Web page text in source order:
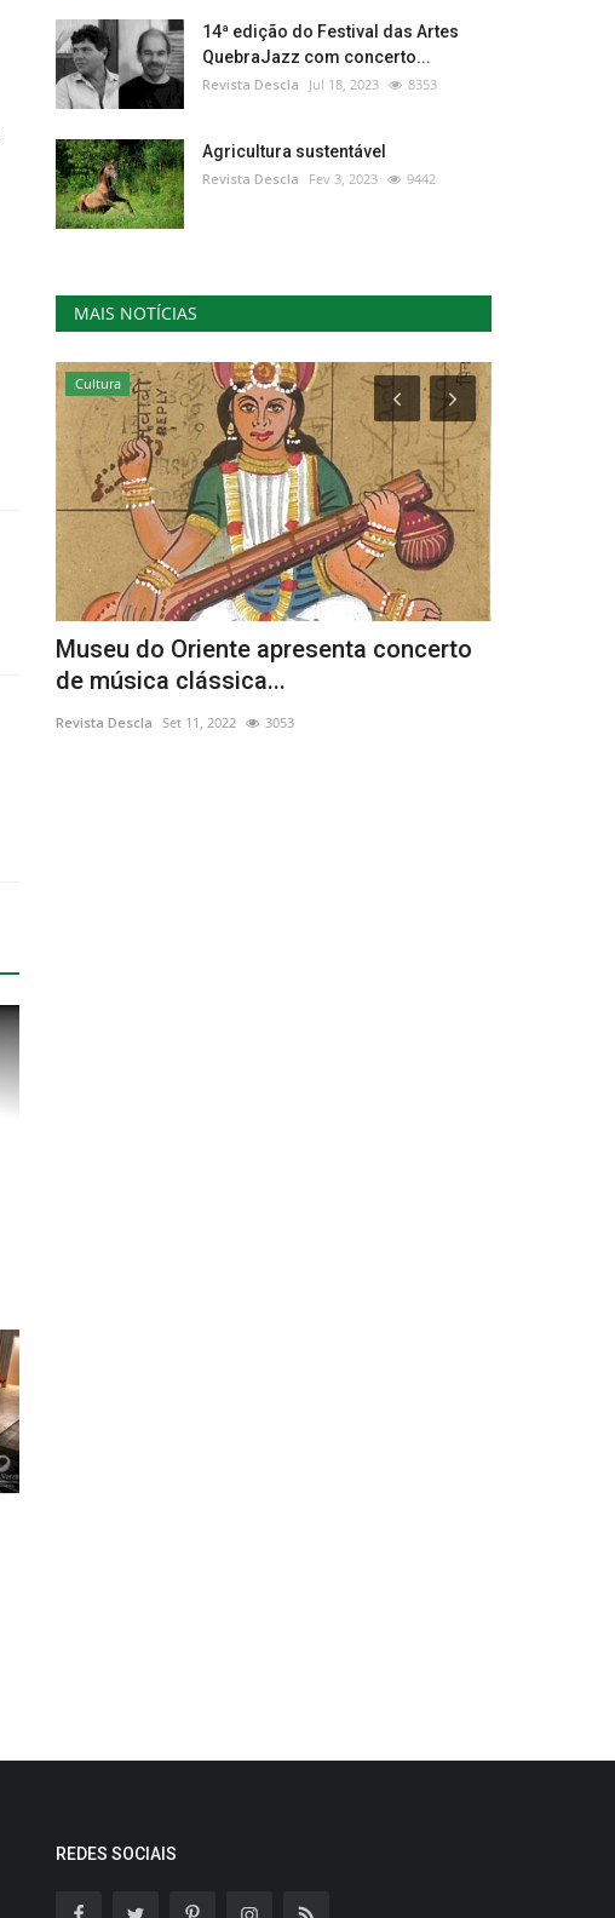
14ª edição do Festival das Artes
QuebraJazz com concerto...
Revista Descla Jul 18, 2023 8353
Agricultura sustentável
Revista Descla Fev 3, 2023 9442
MAIS NOTÍCIAS
Cultura
Museu do Oriente apresenta concerto
de música clássica...
Revista Descla Set 11, 2022 3053
REDES SOCIAIS